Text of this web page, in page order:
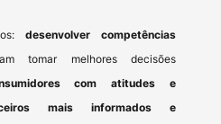
desenvolver competências
tomar melhores decisões
com atitudes e
mais informados e